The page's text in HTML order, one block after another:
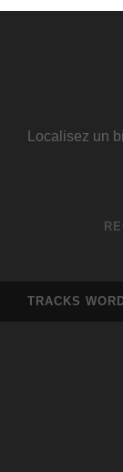
Localisez un
TRACKS